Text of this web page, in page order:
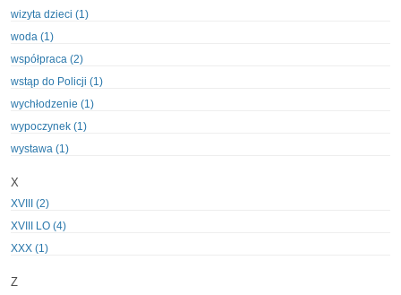
wizyta dzieci (1)
woda (1)
współpraca (2)
wstąp do Policji (1)
wychłodzenie (1)
wypoczynek (1)
wystawa (1)
X
XVIII (2)
XVIII LO (4)
XXX (1)
Z